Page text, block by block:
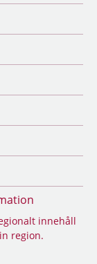
innehåll
region.